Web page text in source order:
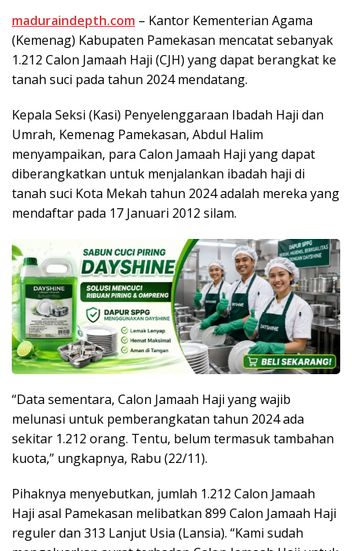
maduraindepth.com – Kantor Kementerian Agama
(Kemenag) Kabupaten Pamekasan mencatat sebanyak
1.212 Calon Jamaah Haji (CJH) yang dapat berangkat ke
tanah suci pada tahun 2024 mendatang.
Kepala Seksi (Kasi) Penyelenggaraan Ibadah Haji dan
Umrah, Kemenag Pamekasan, Abdul Halim
menyampaikan, para Calon Jamaah Haji yang dapat
diberangkatkan untuk menjalankan ibadah haji di
tanah suci Kota Mekah tahun 2024 adalah mereka yang
mendaftar pada 17 Januari 2012 silam.
“Data sementara, Calon Jamaah Haji yang wajib
melunasi untuk pemberangkatan tahun 2024 ada
sekitar 1.212 orang. Tentu, belum termasuk tambahan
kuota,” ungkapnya, Rabu (22/11).
Pihaknya menyebutkan, jumlah 1.212 Calon Jamaah
Haji asal Pamekasan melibatkan 899 Calon Jamaah Haji
reguler dan 313 Lanjut Usia (Lansia). “Kami sudah